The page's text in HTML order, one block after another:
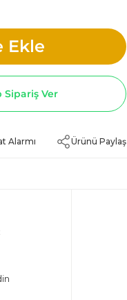
Ekle
Ver
Alarmı Ürünü Paylaş